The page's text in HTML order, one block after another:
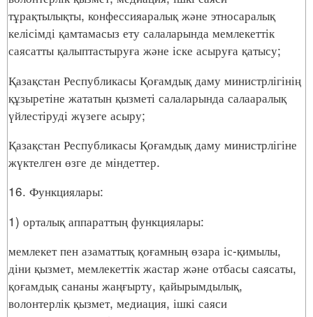
тұрақтылықты, конфессияаралық және этносаралық
келісімді қамтамасыз ету салаларында мемлекеттік
саясатты қалыптастыруға және іске асыруға қатысу;
Қазақстан Республикасы Қоғамдық даму министрлігінің
құзыретіне жататын қызметі салаларында салааралық
үйлестіруді жүзеге асыру;
Қазақстан Республикасы Қоғамдық даму министрлігіне
жүктелген өзге де міндеттер.
16. Функциялары:
1) орталық аппараттың функциялары:
мемлекет пен азаматтық қоғамның өзара іс-қимылы,
діни қызмет, мемлекеттік жастар және отбасы саясаты,
қоғамдық сананы жаңғырту, қайырымдылық,
волонтерлік қызмет, медиация, ішкі саяси